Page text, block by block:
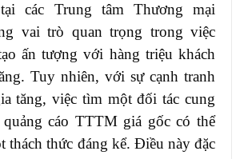
các Trung tâm Thương mại
vai trò quan trọng trong việc
ấn tượng với hàng triệu khách
Tuy nhiên, với sự cạnh tranh
tăng, việc tìm một đối tác cung
cáo TTTM giá gốc có thể
thách thức đáng kể. Điều này đặc